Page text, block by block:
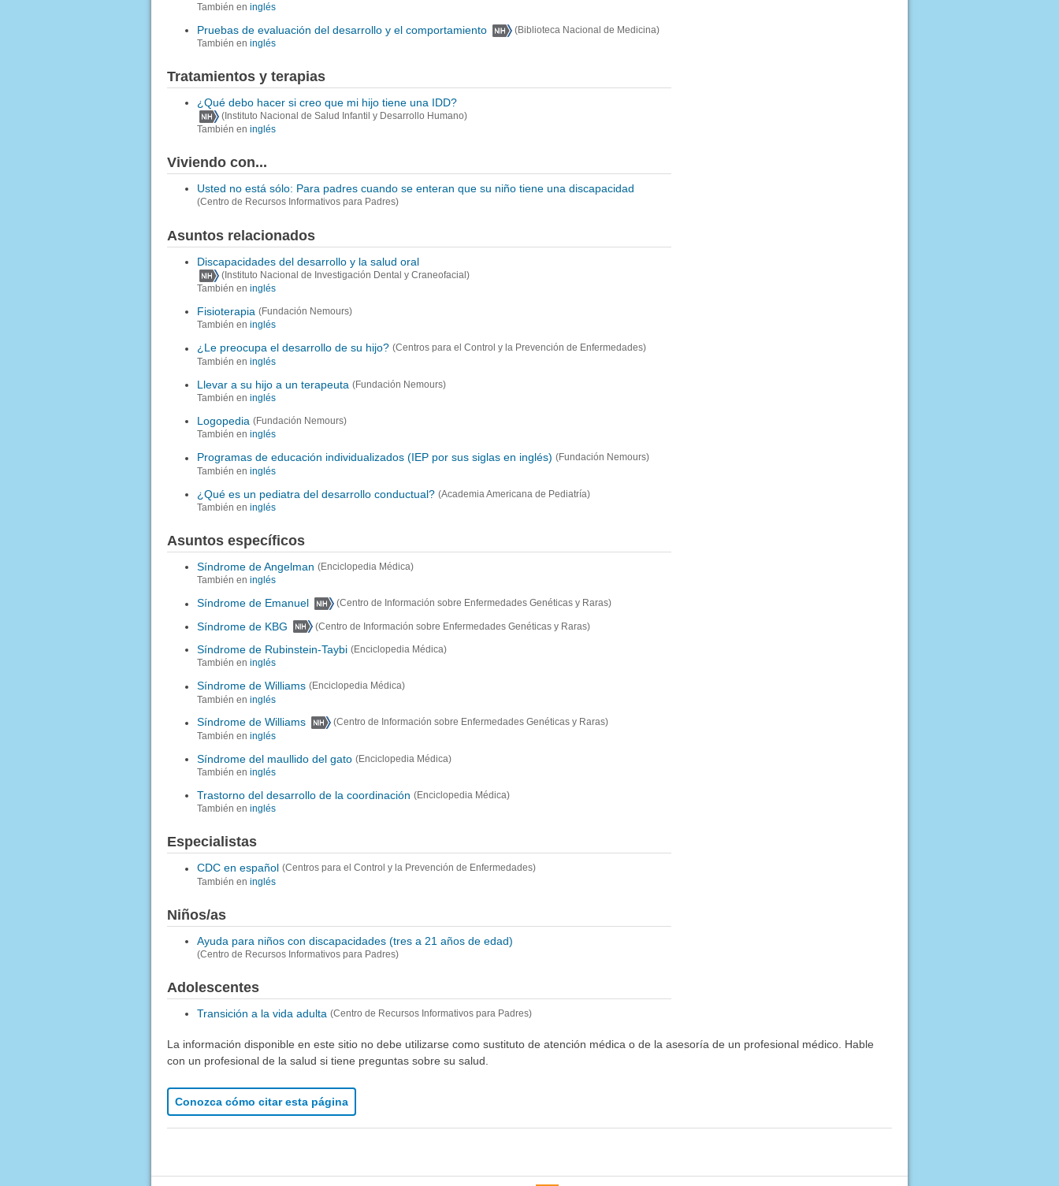
También en inglés
Pruebas de evaluación del desarrollo y el comportamiento
(Biblioteca Nacional de Medicina)
También en inglés
Tratamientos y terapias
¿Qué debo hacer si creo que mi hijo tiene una IDD?
(Instituto Nacional de Salud Infantil y Desarrollo Humano)
También en inglés
Viviendo con...
Usted no está sólo: Para padres cuando se enteran que su niño tiene una discapacidad
(Centro de Recursos Informativos para Padres)
Asuntos relacionados
Discapacidades del desarrollo y la salud oral
(Instituto Nacional de Investigación Dental y Craneofacial)
También en inglés
Fisioterapia (Fundación Nemours)
También en inglés
¿Le preocupa el desarrollo de su hijo? (Centros para el Control y la Prevención de Enfermedades)
También en inglés
Llevar a su hijo a un terapeuta (Fundación Nemours)
También en inglés
Logopedia (Fundación Nemours)
También en inglés
Programas de educación individualizados (IEP por sus siglas en inglés) (Fundación Nemours)
También en inglés
¿Qué es un pediatra del desarrollo conductual? (Academia Americana de Pediatría)
También en inglés
Asuntos específicos
Síndrome de Angelman (Enciclopedia Médica)
También en inglés
Síndrome de Emanuel (Centro de Información sobre Enfermedades Genéticas y Raras)
Síndrome de KBG (Centro de Información sobre Enfermedades Genéticas y Raras)
Síndrome de Rubinstein-Taybi (Enciclopedia Médica)
También en inglés
Síndrome de Williams (Enciclopedia Médica)
También en inglés
Síndrome de Williams
(Centro de Información sobre Enfermedades Genéticas y Raras)
También en inglés
Síndrome del maullido del gato (Enciclopedia Médica)
También en inglés
Trastorno del desarrollo de la coordinación (Enciclopedia Médica)
También en inglés
Especialistas
CDC en español (Centros para el Control y la Prevención de Enfermedades)
También en inglés
Niños/as
Ayuda para niños con discapacidades (tres a 21 años de edad)
(Centro de Recursos Informativos para Padres)
Adolescentes
Transición a la vida adulta (Centro de Recursos Informativos para Padres)
La información disponible en este sitio no debe utilizarse como sustituto de atención médica o de la asesoría de un profesional médico. Hable
con un profesional de la salud si tiene preguntas sobre su salud.
Conozca cómo citar esta página